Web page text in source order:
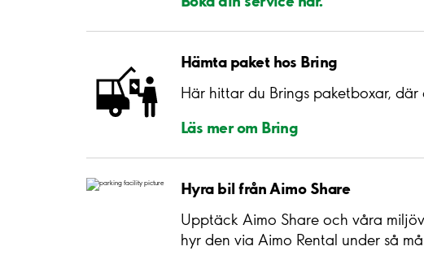
Hämta paket hos Bring
Här hittar du Brings paketboxar,
Läs mer om Bring
Hyra bil från Aimo Share
Upptäck Aimo Share och våra
hyr den via Aimo Rental under så